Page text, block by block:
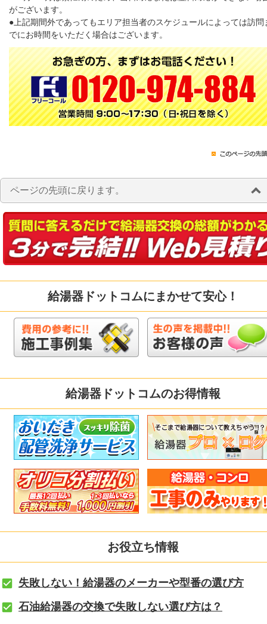
がございます。
●上記期間外であってもエリア担当者のスケジュールによっては訪問
でにお時間をいただく場合はございます。
ページの先頭に戻ります。
給湯器ドットコムにまかせて安心！
給湯器ドットコムのお得情報
お役立ち情報
失敗しない！給湯器のメーカーや型番の選び方
石油給湯器の交換で失敗しない選び方は？